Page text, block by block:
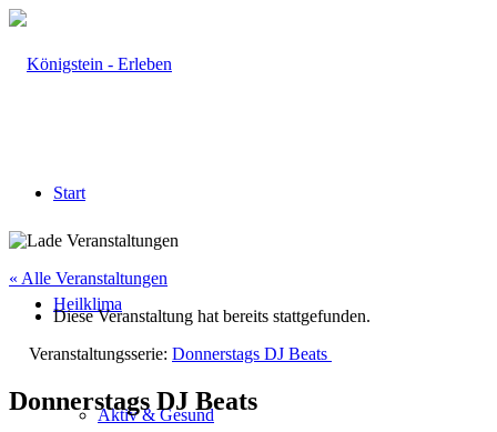
Start
Heilklima
Aktiv & Gesund
« Alle Veranstaltungen
Diese Veranstaltung hat bereits stattgefunden.
Veranstaltungsserie: Donnerstags DJ Beats
Donnerstags DJ Beats